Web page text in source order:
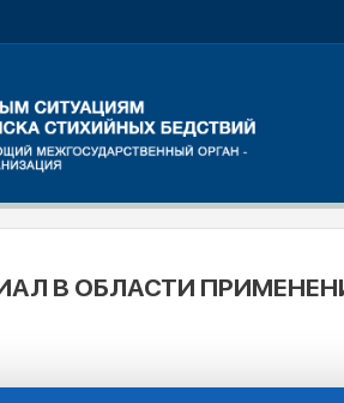
В ОБЛАСТИ